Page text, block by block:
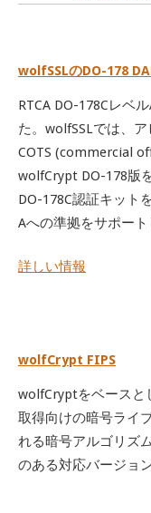
wolfSSLのDO-178
RTCA DO-178Cレベ
た。wolfSSLでは、
COTS (commercial
wolfCrypt DO-178版
DO-178C認証キット
Aへの準拠をサポート
詳しい情報
wolfCrypt FIPS
wolfCryptをベースと
取得向けの暗号ライ
れる暗号アルゴリズ
のある対応バージョ